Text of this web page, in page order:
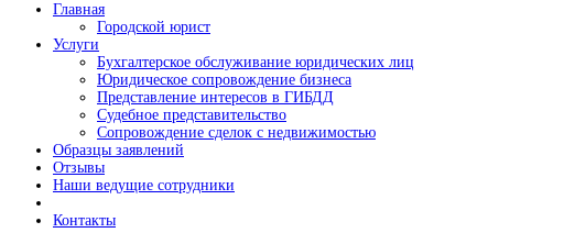
Главная
Городской юрист
Услуги
Бухгалтерское обслуживание юридических лиц
Юридическое сопровождение бизнеса
Представление интересов в ГИБДД
Судебное представительство
Сопровождение сделок с недвижимостью
Образцы заявлений
Отзывы
Наши ведущие сотрудники
Контакты